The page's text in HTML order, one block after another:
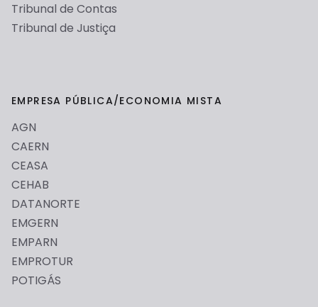
Tribunal de Contas
Tribunal de Justiça
EMPRESA PÚBLICA/ECONOMIA MISTA
AGN
CAERN
CEASA
CEHAB
DATANORTE
EMGERN
EMPARN
EMPROTUR
POTIGÁS